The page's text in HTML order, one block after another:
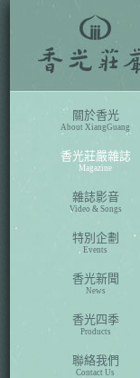
關於香光
About XiangGuang
香光莊嚴雜誌
Magazine
雜誌影音
Video & Songs
特別企劃
Events
香光新聞
News
香光四季
Products
聯絡我們
Contact Us